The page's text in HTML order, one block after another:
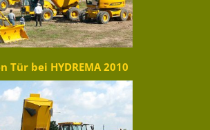
Tür bei HYDREMA 2010